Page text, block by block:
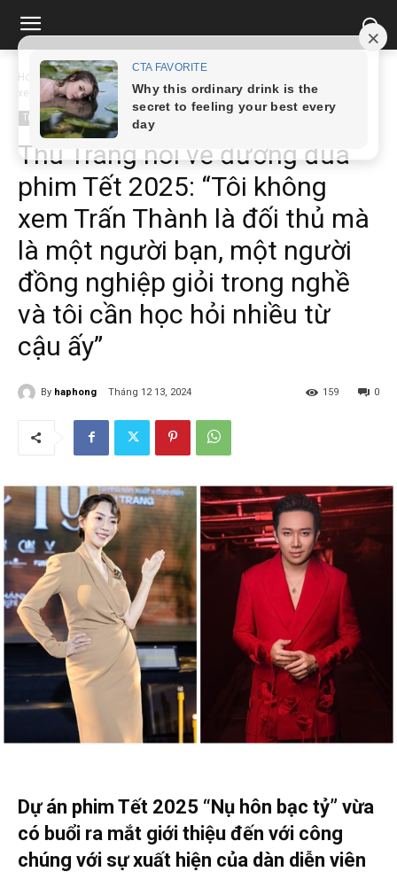
Home Tin tức
Thu Trang nói về đường đua phim Tết 2025: “Tôi không
xem...
Tin tức
Thu Trang nói về đường đua
phim Tết 2025: “Tôi không
xem Trấn Thành là đối thủ mà
là một người bạn, một người
đồng nghiệp giỏi trong nghề
và tôi cần học hỏi nhiều từ
cậu ấy”
By haphong Tháng 12 13, 2024 0
159
Dự án phim Tết 2025 “Nụ hôn bạc tỷ” vừa
có buổi ra mắt giới thiệu đến với công
chúng với sự xuất hiện của dàn diễn viên